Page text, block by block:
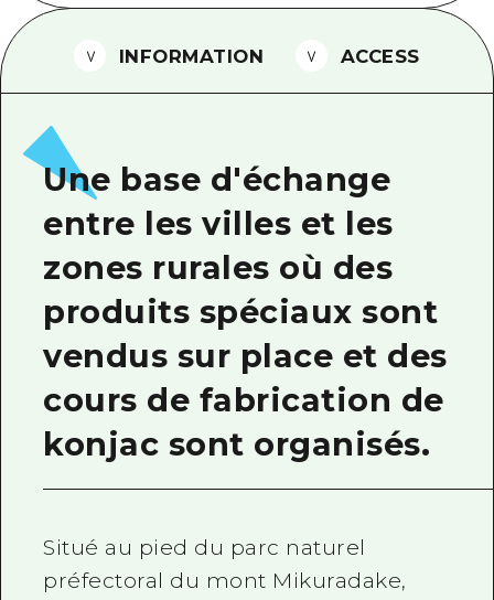
Téléchargement de Photos
Informations sur le transport en
Brochure touristique
INFORMATION ACCESS
Une base d'échange
entre les villes et les
zones rurales où des
produits spéciaux sont
vendus sur place et des
cours de fabrication de
konjac sont organisés.
Situé au pied du parc naturel
préfectoral du mont Mikuradake,